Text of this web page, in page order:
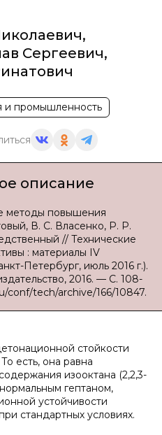
,
Сергеевич,
и промышленность
описание
методы повышения
В. С. Власенко, Р. Р.
// Технические
: материалы IV
Петербург, июль 2016 г.).
2016. — С. 108-
conf/tech/archive/166/10847.
стойкости
есть, она равна
изооктана (2,2,3-
гептаном,
устойчивости
стандартных условиях.